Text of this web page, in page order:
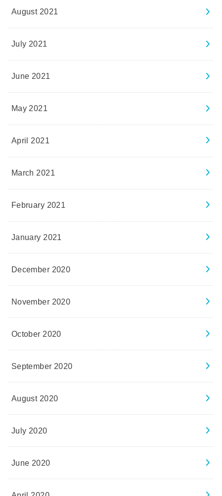
August 2021
July 2021
June 2021
May 2021
April 2021
March 2021
February 2021
January 2021
December 2020
November 2020
October 2020
September 2020
August 2020
July 2020
June 2020